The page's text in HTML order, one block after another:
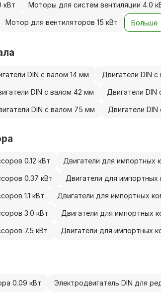
кВт Моторы для систем вентиляции 4.0
Мотор для вентиляторов 15 кВт Больше
DIN с валом 14 мм Двигатели DIN
DIN с валом 42 мм Двигатели
DIN с валом 75 мм Двигатели
0.12 кВт Двигатели для импортных
0.37 кВт Двигатели для импортных
1.1 кВт Двигатели для импортных
3.0 кВт Двигатели для импортных
7.5 кВт Двигатели для импортных
0.09 кВт Электродвигатель DIN для